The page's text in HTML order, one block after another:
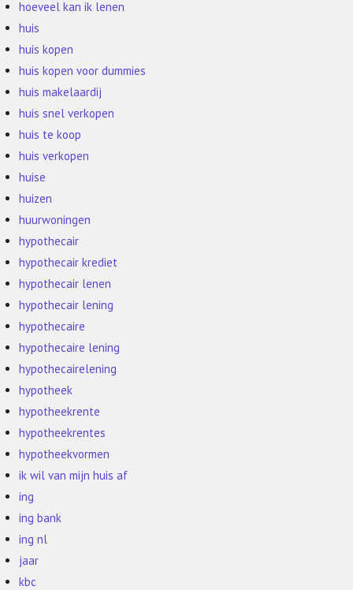
hoeveel kan ik lenen
huis
huis kopen
huis kopen voor dummies
huis makelaardij
huis snel verkopen
huis te koop
huis verkopen
huise
huizen
huurwoningen
hypothecair
hypothecair krediet
hypothecair lenen
hypothecair lening
hypothecaire
hypothecaire lening
hypothecairelening
hypotheek
hypotheekrente
hypotheekrentes
hypotheekvormen
ik wil van mijn huis af
ing
ing bank
ing nl
jaar
kbc